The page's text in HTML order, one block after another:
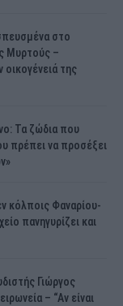
στο
Μυρτούς –
οικογένειά της
Τα ζώδια που
πρέπει να προσέξει
κόλποις Φαναρίου-
πανηγυρίζει και
Γιώργος
– “Αν είναι